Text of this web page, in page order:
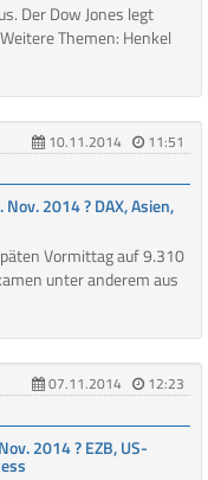
Der Dow Jones legt
Themen: Henkel
10.11.2014
11:51
2014 ? DAX, Asien,
Vormittag auf 9.310
unter anderem aus
07.11.2014
12:23
2014 ? EZB, US-